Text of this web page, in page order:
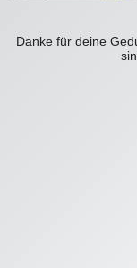
Danke für deine